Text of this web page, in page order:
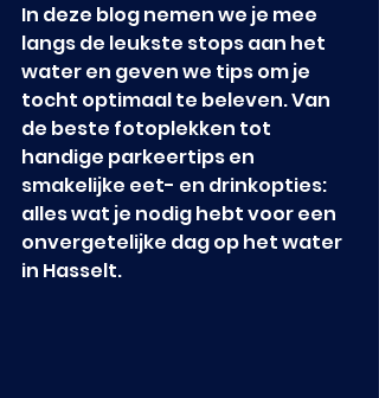
In deze blog nemen we je mee
langs de leukste stops aan het
water en geven we tips om je
tocht optimaal te beleven. Van
de beste fotoplekken tot
handige parkeertips en
smakelijke eet- en drinkopties:
alles wat je nodig hebt voor een
onvergetelijke dag op het water
in Hasselt.